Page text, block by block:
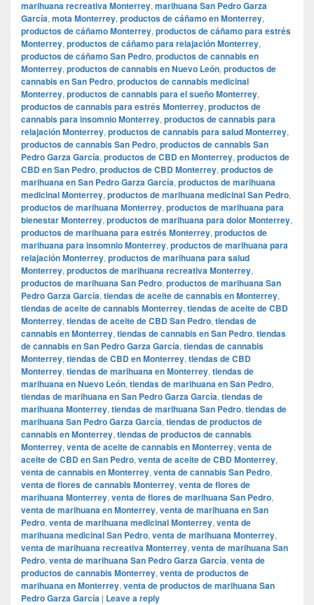
marihuana recreativa Monterrey, marihuana San Pedro Garza
García, mota Monterrey, productos de cáñamo en Monterrey,
productos de cáñamo Monterrey, productos de cáñamo para estrés
Monterrey, productos de cáñamo para relajación Monterrey,
productos de cáñamo San Pedro, productos de cannabis en
Monterrey, productos de cannabis en Nuevo León, productos de
cannabis en San Pedro, productos de cannabis medicinal
Monterrey, productos de cannabis para el sueño Monterrey,
productos de cannabis para estrés Monterrey, productos de
cannabis para insomnio Monterrey, productos de cannabis para
relajación Monterrey, productos de cannabis para salud Monterrey,
productos de cannabis San Pedro, productos de cannabis San
Pedro Garza García, productos de CBD en Monterrey, productos de
CBD en San Pedro, productos de CBD Monterrey, productos de
marihuana en San Pedro Garza García, productos de marihuana
medicinal Monterrey, productos de marihuana medicinal San Pedro,
productos de marihuana Monterrey, productos de marihuana para
bienestar Monterrey, productos de marihuana para dolor Monterrey,
productos de marihuana para estrés Monterrey, productos de
marihuana para insomnio Monterrey, productos de marihuana para
relajación Monterrey, productos de marihuana para salud
Monterrey, productos de marihuana recreativa Monterrey,
productos de marihuana San Pedro, productos de marihuana San
Pedro Garza García, tiendas de aceite de cannabis en Monterrey,
tiendas de aceite de cannabis Monterrey, tiendas de aceite de CBD
Monterrey, tiendas de aceite de CBD San Pedro, tiendas de
cannabis en Monterrey, tiendas de cannabis en San Pedro, tiendas
de cannabis en San Pedro Garza García, tiendas de cannabis
Monterrey, tiendas de CBD en Monterrey, tiendas de CBD
Monterrey, tiendas de marihuana en Monterrey, tiendas de
marihuana en Nuevo León, tiendas de marihuana en San Pedro,
tiendas de marihuana en San Pedro Garza García, tiendas de
marihuana Monterrey, tiendas de marihuana San Pedro, tiendas de
marihuana San Pedro Garza García, tiendas de productos de
cannabis en Monterrey, tiendas de productos de cannabis
Monterrey, venta de aceite de cannabis en Monterrey, venta de
aceite de CBD en San Pedro, venta de aceite de CBD Monterrey,
venta de cannabis en Monterrey, venta de cannabis San Pedro,
venta de flores de cannabis Monterrey, venta de flores de
marihuana Monterrey, venta de flores de marihuana San Pedro,
venta de marihuana en Monterrey, venta de marihuana en San
Pedro, venta de marihuana medicinal Monterrey, venta de
marihuana medicinal San Pedro, venta de marihuana Monterrey,
venta de marihuana recreativa Monterrey, venta de marihuana San
Pedro, venta de marihuana San Pedro Garza García, venta de
productos de cannabis Monterrey, venta de productos de
marihuana en Monterrey, venta de productos de marihuana San
Pedro Garza García | Leave a reply